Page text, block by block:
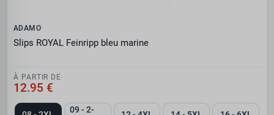
ADAMO
Slips ROYAL Feinripp bleu marine
À PARTIR DE
12.95 €
09 - 2-